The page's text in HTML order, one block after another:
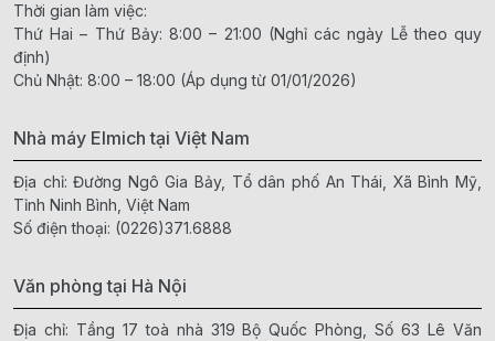
Thời gian làm việc:
Thứ Hai – Thứ Bảy: 8:00 – 21:00 (Nghỉ các ngày Lễ theo quy
định)
Chủ Nhật: 8:00 – 18:00 (Áp dụng từ 01/01/2026)
Nhà máy Elmich tại Việt Nam
Địa chỉ: Đường Ngô Gia Bảy, Tổ dân phố An Thái, Xã Bình Mỹ,
Tỉnh Ninh Bình, Việt Nam
Số điện thoại: (0226)371.6888
Văn phòng tại Hà Nội
Địa chỉ: Tầng 17 toà nhà 319 Bộ Quốc Phòng, Số 63 Lê Văn